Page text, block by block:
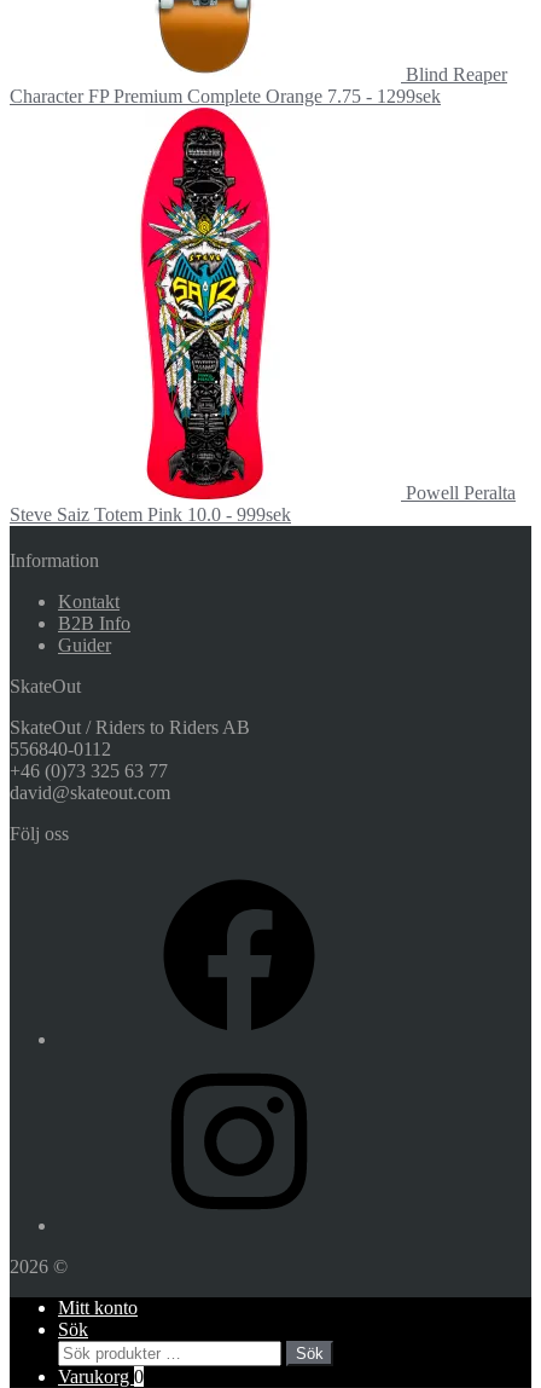
Blind Reaper
Character FP Premium Complete Orange 7.75 - 1299sek
Powell Peralta
Steve Saiz Totem Pink 10.0 - 999sek
Information
Kontakt
B2B Info
Guider
SkateOut
SkateOut / Riders to Riders AB
556840-0112
+46 (0)73 325 63 77
david@skateout.com
Följ oss
2026 ©
Mitt konto
Sök
Sök
efter:
Sök
Varukorg 0